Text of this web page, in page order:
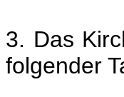
3. Das
folgender